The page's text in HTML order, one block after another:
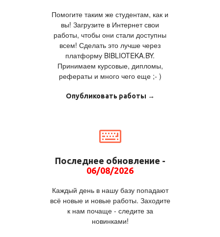
Помогите таким же студентам, как и
вы! Загрузите в Интернет свои
работы, чтобы они стали доступны
всем! Сделать это лучше через
платформу BIBLIOTEKA.BY.
Принимаем курсовые, дипломы,
рефераты и много чего еще ;- )
Опубликовать работы →
Последнее обновление -
06/08/2026
Каждый день в нашу базу попадают
всё новые и новые работы. Заходите
к нам почаще - следите за
новинками!